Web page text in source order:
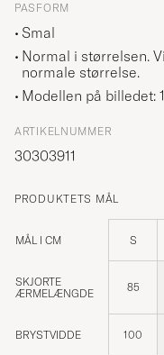
PASFORM
Smal
Normal i størrelsen.
normale størrelse.
Modellen på billedet:
ARTIKELNUMMER
30303911
PRODUKTETS MÅL
MÅL I CM S
SKJORTE
ÆRMELÆNGDE
85
BRYSTVIDDE 100